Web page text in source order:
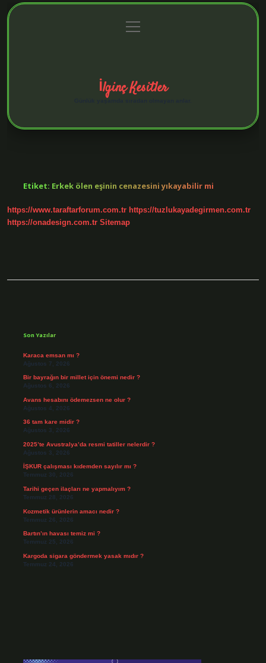
Gizlilik Politikası
menüyü
aç
İlginç Kesitler
Etiket: Erkek ölen eşinin cenazesini yıkayabilir mi
https://www.taraftarforum.com.tr https://tuzlukayadegirmen.com.tr
https://onadesign.com.tr Sitemap
Son Yazılar
Karaca emsan mı ?
Ağustos 7, 2026
Bir bayrağın bir millet için önemi nedir ?
Ağustos 6, 2026
Avans hesabını ödemezsen ne olur ?
Ağustos 4, 2026
36 tam kare midir ?
Ağustos 3, 2026
2025’te Avustralya’da resmi tatiller nelerdir ?
Ağustos 3, 2026
İŞKUR çalışması kıdemden sayılır mı ?
Temmuz 30, 2026
Tarihi geçen ilaçları ne yapmalıyım ?
Temmuz 28, 2026
Kozmetik ürünlerin amacı nedir ?
Temmuz 26, 2026
Bartın’ın havası temiz mi ?
Temmuz 25, 2026
Kargoda sigara göndermek yasak mıdır ?
Temmuz 24, 2026